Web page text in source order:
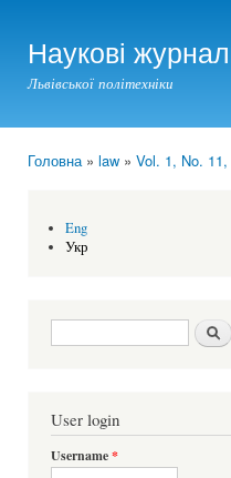
Наукові
Львівської політехніки
Головна» law » Vol. 1, No.
Eng
Укр
Search form
User login
Username*